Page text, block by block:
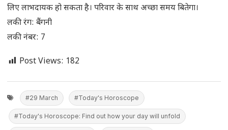
लिए लाभदायक हो सकता है। परिवार के साथ अच्छा समय बितेगा।
लकी रंग: बैंगनी
लकी नंबर: 7
Post Views: 182
#29 March #Today's Horoscope
#Today's Horoscope: Find out how your day will unfold